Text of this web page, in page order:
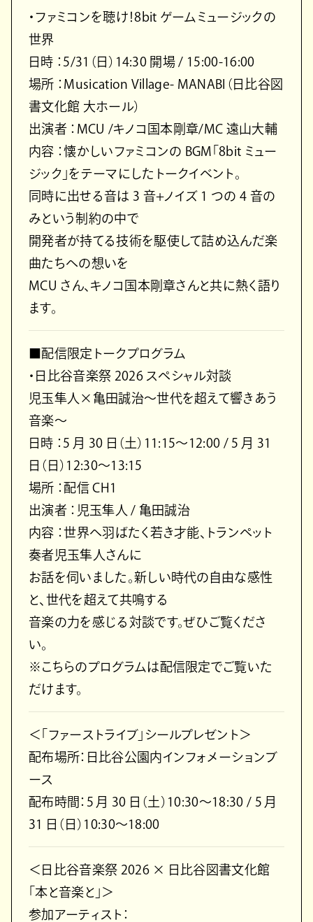
・ファミコンを聴け！8bit ゲームミュージックの
世界
日時 ：5/31（日）14:30 開場 / 15:00-16:00
場所 ：Musication Village- MANABI（日比谷図
書文化館 大ホール）
出演者 ：MCU /キノコ国本剛章/MC 遠山大輔
内容 ：懐かしいファミコンの BGM「8bit ミュー
ジック」をテーマにしたトークイベント。
同時に出せる音は 3 音+ノイズ 1 つの 4 音の
みという制約の中で
開発者が持てる技術を駆使して詰め込んだ楽
曲たちへの想いを
MCU さん、キノコ国本剛章さんと共に熱く語り
ます。
■配信限定トークプログラム
・日比谷音楽祭 2026 スペシャル対談
児玉隼人×亀田誠治〜世代を超えて響きあう
音楽〜
日時 ：5 月 30 日（土）11:15〜12:00 / 5 月 31
日（日）12:30〜13:15
場所 ：配信 CH1
出演者 ：児玉隼人 / 亀田誠治
内容 ：世界へ羽ばたく若き才能、トランペット
奏者児玉隼人さんに
お話を伺いました。新しい時代の自由な感性
と、世代を超えて共鳴する
音楽の力を感じる対談です。ぜひご覧くださ
い。
※こちらのプログラムは配信限定でご覧いた
だけます。
＜「ファーストライブ」シールプレゼント＞
配布場所：日比谷公園内インフォメーションブ
ース
配布時間：5 月 30 日（土）10:30〜18:30 / 5 月
31 日（日）10:30〜18:00
＜日比谷音楽祭 2026 × 日比谷図書文化館
「本と音楽と」＞
参加アーティスト：